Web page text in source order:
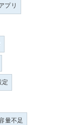
プリ
量不足